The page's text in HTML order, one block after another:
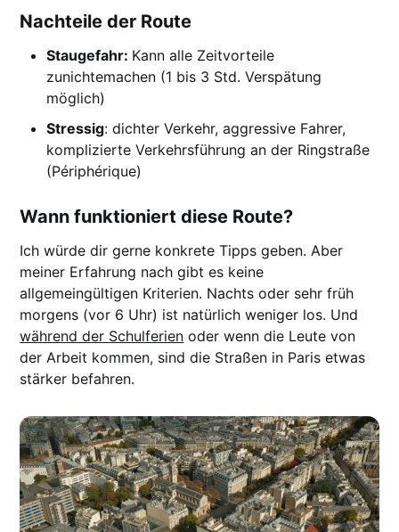
Nachteile der Route
Staugefahr: Kann alle Zeitvorteile
zunichtemachen (1 bis 3 Std. Verspätung
möglich)
Stressig: dichter Verkehr, aggressive Fahrer,
komplizierte Verkehrsführung an der Ringstraße
(Périphérique)
Wann funktioniert diese Route?
Ich würde dir gerne konkrete Tipps geben. Aber
meiner Erfahrung nach gibt es keine
allgemeingültigen Kriterien. Nachts oder sehr früh
morgens (vor 6 Uhr) ist natürlich weniger los. Und
während der Schulferien oder wenn die Leute von
der Arbeit kommen, sind die Straßen in Paris etwas
stärker befahren.